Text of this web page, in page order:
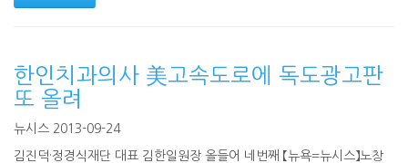
한인치과의사 美고속도로에 독도광고판
또 올려
뉴시스 2013-09-24
김진덕·정경식재단 대표 김한일원장 올들어 네번째 【뉴욕=뉴시스】노창